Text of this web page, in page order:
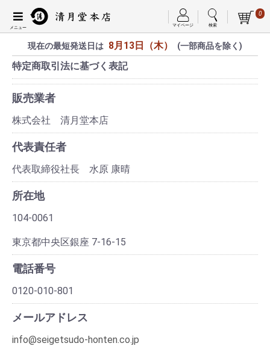
マイページ 検索
0
現在の最短発送日は 8月13日（木） (一部商品を除く)
特定商取引法に基づく表記
販売業者
株式会社 清月堂本店
代表責任者
代表取締役社長 水原 康晴
所在地
104-0061
東京都中央区銀座 7-16-15
電話番号
0120-010-801
メールアドレス
info@seigetsudo-honten.co.jp